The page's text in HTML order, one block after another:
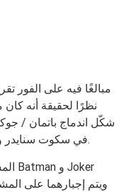
في سكوت سنايدرحدث.